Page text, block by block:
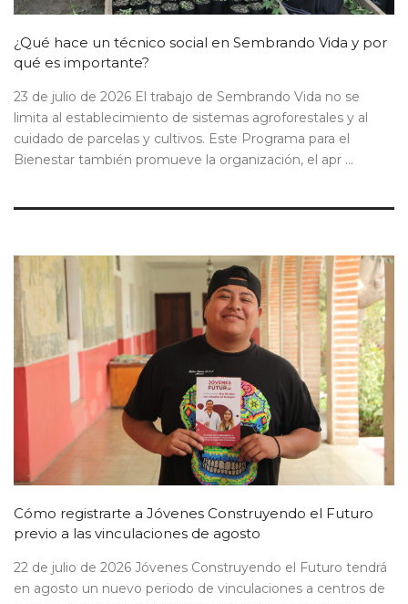
¿Qué hace un técnico social en Sembrando Vida y por
qué es importante?
23 de julio de 2026 El trabajo de Sembrando Vida no se
limita al establecimiento de sistemas agroforestales y al
cuidado de parcelas y cultivos. Este Programa para el
Bienestar también promueve la organización, el apr ...
Cómo registrarte a Jóvenes Construyendo el Futuro
previo a las vinculaciones de agosto
22 de julio de 2026 Jóvenes Construyendo el Futuro tendrá
en agosto un nuevo periodo de vinculaciones a centros de